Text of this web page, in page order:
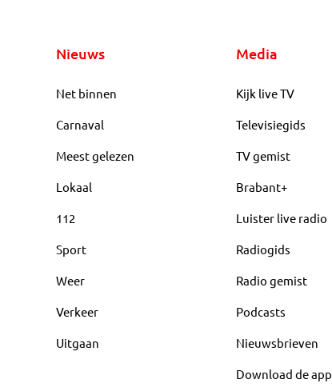
Nieuws
Net binnen
Carnaval
Meest gelezen
Lokaal
112
Sport
Weer
Verkeer
Uitgaan
Media
Kijk live TV
Televisiegids
TV gemist
Brabant+
Luister live radio
Radiogids
Radio gemist
Podcasts
Nieuwsbrieven
Download de app